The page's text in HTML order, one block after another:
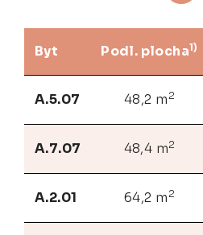
Byt Podl. plocha1)
A.5.07 48,2 m 2
A.7.07 48,4 m2
A.2.01 64,2 m 2